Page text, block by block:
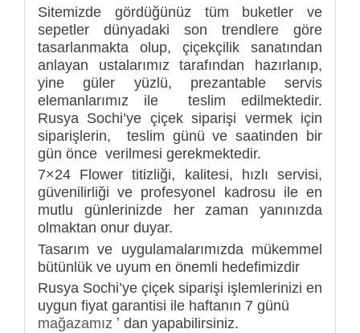
Sitemizde gördüğünüz tüm buketler ve
sepetler dünyadaki son trendlere göre
tasarlanmakta olup, çiçekçilik sanatından
anlayan ustalarımız tarafından hazırlanıp,
yine güler yüzlü, prezantable servis
elemanlarımız ile teslim edilmektedir.
Rusya Sochi’ye çiçek siparişi vermek için
siparişlerin, teslim günü ve saatinden bir
gün önce verilmesi gerekmektedir.
7×24 Flower titizliği, kalitesi, hızlı servisi,
güvenilirliği ve profesyonel kadrosu ile en
mutlu günlerinizde her zaman yanınızda
olmaktan onur duyar.
Tasarım ve uygulamalarımızda mükemmel
bütünlük ve uyum en önemli hedefimizdir
Rusya Sochi’ye çiçek siparişi işlemlerinizi en
uygun fiyat garantisi ile haftanın 7 günü
mağazamız ʼ dan yapabilirsiniz.